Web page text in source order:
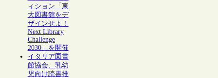
ィション「東
大図書館をデ
ザインせよ！
Next Library
Challenge
2030」を開催
イタリア図書
館協会、乳幼
児向け読書推